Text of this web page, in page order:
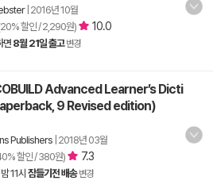
| 2016년 10월
할인 / 2,290원) 10.0
면8월 21일 출고 변경
Advanced Learner’s Dicti
9 Revised edition)
Publishers 2018년 03월
할인 / 380원) 7.3
밤 11시 잠들기전 배송 변경